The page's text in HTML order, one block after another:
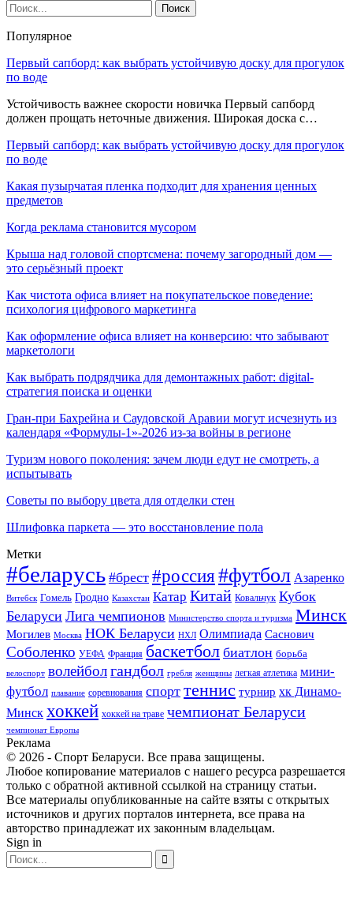
Популярное
Первый сапборд: как выбрать устойчивую доску для прогулок
по воде
Устойчивость важнее скорости новичка Первый сапборд
должен прощать неточные движения. Широкая доска с…
Первый сапборд: как выбрать устойчивую доску для прогулок
по воде
Какая пузырчатая пленка подходит для хранения ценных
предметов
Когда реклама становится мусором
Крыша над головой спортсмена: почему загородный дом —
это серьёзный проект
Как чистота офиса влияет на покупательское поведение:
психология цифрового маркетинга
Как оформление офиса влияет на конверсию: что забывают
маркетологи
Как выбрать подрядчика для демонтажных работ: digital-
стратегия поиска и оценки
Гран-при Бахрейна и Саудовской Аравии могут исчезнуть из
календаря «Формулы-1»-2026 из-за войны в регионе
Туризм нового поколения: зачем люди едут не смотреть, а
испытывать
Советы по выбору цвета для отделки стен
Шлифовка паркета — это восстановление пола
Метки
#беларусь #брест #россия#футбол Азаренко
Витебск Гомель Гродно Казахстан Катар Китай Ковальчук Кубок
Беларуси Лига чемпионов Министерство спорта и туризма Минск
Могилев Москва НОК Беларуси НХЛ Олимпиада Саснович
Соболенко УЕФА Франция баскетбол биатлон борьба
велоспорт волейболгандбол гребля женщины легкая атлетика мини-
футбол плавание соревнования спорт теннис турнир хк Динамо-
Минск хоккей хоккей на траве чемпионат Беларуси
чемпионат Европы
Реклама
© 2026 - Спорт Беларуси. Все права защищены.
Любое копирование материалов с нашего ресурса разрешается
только с обратной активной ссылкой на страницу статьи.
Все материалы опубликованные на сайте взяты с открытых
источников и других порталов интернета, все права на
авторство принадлежат их законным владельцам.
Sign in